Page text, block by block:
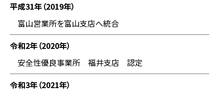
平成31年（2019年）
富山営業所を富山支店へ統合
令和2年（2020年）
安全性優良事業所 福井支店 認定
令和3年（2021年）